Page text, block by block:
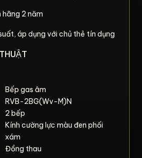
hãng 2 năm
áp dụng với chủ thẻ tín dụng
Bếp gas âm
RVB-2BG(Wv-M)N
2 bếp
Kính cường lực màu đen phối
xám
Đồng thau